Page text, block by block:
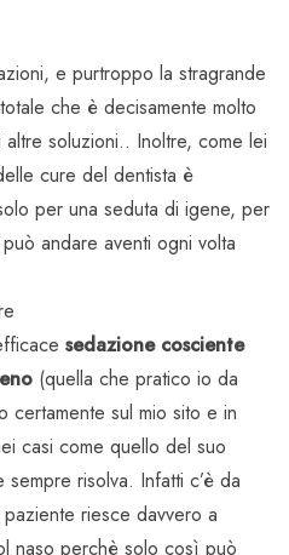
e purtroppo la stragrande
che è decisamente molto
soluzioni.. Inoltre, come lei
cure del dentista è
per una seduta di igene, per
andare aventi ogni volta
sedazione cosciente
(quella che pratico io da
certamente sul mio sito e in
casi come quello del suo
risolva. Infatti c’è da
riesce davvero a
naso perchè solo così può